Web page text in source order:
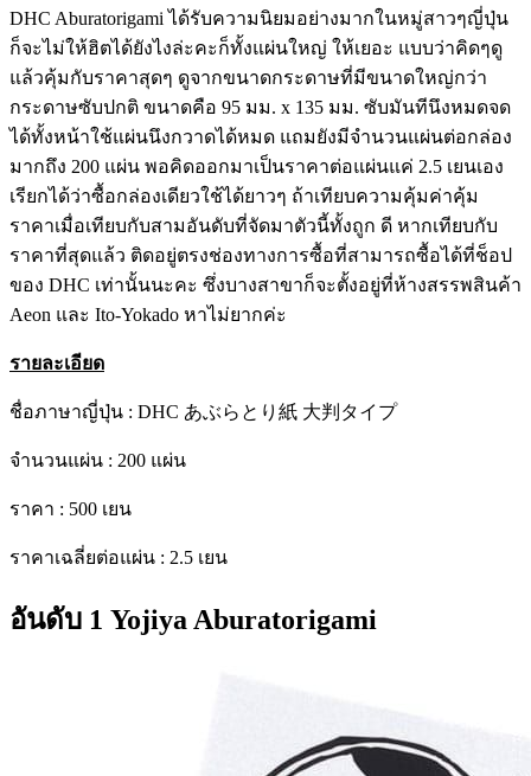
DHC Aburatorigami ได้รับความนิยมอย่างมากในหมู่สาวๆญี่ปุ่น
ก็จะไม่ให้ฮิตได้ยังไงล่ะคะก็ทั้งแผ่นใหญ่ ให้เยอะ แบบว่าคิดๆดู
แล้วคุ้มกับราคาสุดๆ ดูจากขนาดกระดาษที่มีขนาดใหญ่กว่า
กระดาษซับปกติ ขนาดคือ 95 มม. x 135 มม. ซับมันทีนึงหมดจด
ได้ทั้งหน้าใช้แผ่นนึงกวาดได้หมด แถมยังมีจำนวนแผ่นต่อกล่อง
มากถึง 200 แผ่น พอคิดออกมาเป็นราคาต่อแผ่นแค่ 2.5 เยนเอง
เรียกได้ว่าซื้อกล่องเดียวใช้ได้ยาวๆ ถ้าเทียบความคุ้มค่าคุ้ม
ราคาเมื่อเทียบกับสามอันดับที่จัดมาตัวนี้ทั้งถูก ดี หากเทียบกับ
ราคาที่สุดแล้ว ติดอยู่ตรงช่องทางการซื้อที่สามารถซื้อได้ที่ช็อป
ของ DHC เท่านั้นนะคะ ซึ่งบางสาขาก็จะตั้งอยู่ที่ห้างสรรพสินค้า
Aeon และ Ito-Yokado หาไม่ยากค่ะ
รายละเอียด
ชื่อภาษาญี่ปุ่น : DHC あぶらとり紙 大判タイプ
จำนวนแผ่น : 200 แผ่น
ราคา : 500 เยน
ราคาเฉลี่ยต่อแผ่น : 2.5 เยน
อันดับ 1 Yojiya Aburatorigami